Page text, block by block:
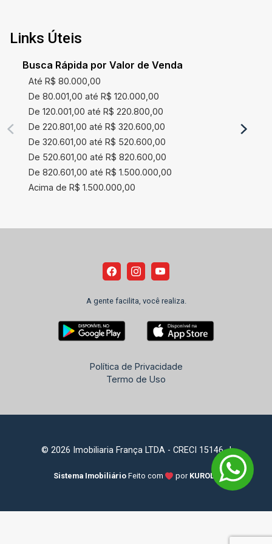
Links Úteis
Busca Rápida por Valor de Venda
Até R$ 80.000,00
De 80.001,00 até R$ 120.000,00
De 120.001,00 até R$ 220.800,00
De 220.801,00 até R$ 320.600,00
De 320.601,00 até R$ 520.600,00
De 520.601,00 até R$ 820.600,00
De 820.601,00 até R$ 1.500.000,00
Acima de R$ 1.500.000,00
A gente facilita, você realiza.
Política de Privacidade
Termo de Uso
© 2026 Imobiliaria França LTDA - CRECI 15146-J
Sistema Imobiliário Feito com por KUROLE